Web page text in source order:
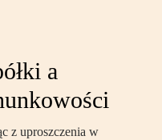
a
z uproszczenia w